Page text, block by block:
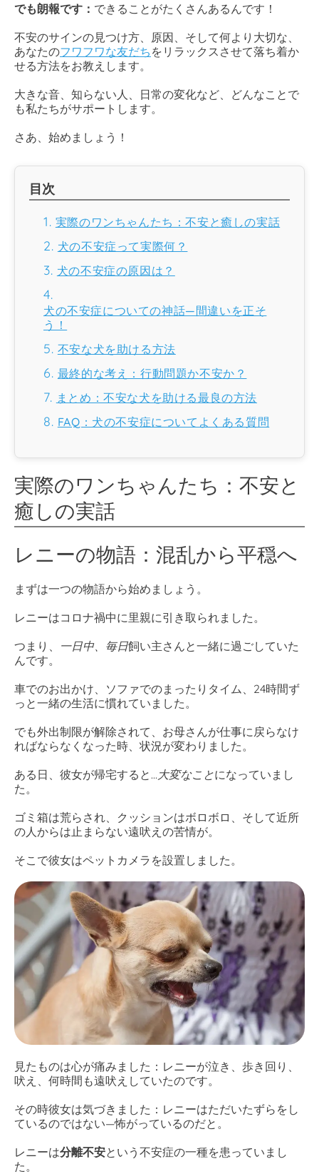
でも朗報です： できることがたくさんあるんです！
不安のサインの見つけ方、原因、そして何より大切な、
あなたのフワフワな友だち をリラックスさせて落ち着か
せる方法をお教えします。
大きな音、知らない人、日常の変化など、どんなことで
も私たちがサポートします。
さあ、始めましょう！
目次
実際のワンちゃんたち：不安と癒しの実話
犬の不安症って実際何？
犬の不安症の原因は？
犬の不安症についての神話—間違いを正そ
う！
不安な犬を助ける方法
最終的な考え：行動問題か不安か？
まとめ：不安な犬を助ける最良の方法
FAQ：犬の不安症についてよくある質問
実際のワンちゃんたち：不安と
癒しの実話
レニーの物語：混乱から平穏へ
まずは一つの物語から始めましょう。
レニーはコロナ禍中に里親に引き取られました。
つまり、 一日中、毎日飼い主さんと一緒に過ごしていた
んです。
車でのお出かけ、ソファでのまったりタイム、24時間ず
っと一緒の生活に慣れていました。
でも外出制限が解除されて、お母さんが仕事に戻らなけ
ればならなくなった時、状況が変わりました。
ある日、彼女が帰宅すると... 大変なことになっていまし
た。
ゴミ箱は荒らされ、クッションはボロボロ、そして近所
の人からは止まらない遠吠えの苦情が。
そこで彼女はペットカメラを設置しました。
見たものは心が痛みました：レニーが泣き、歩き回り、
吠え、何時間も遠吠えしていたのです。
その時彼女は気づきました：レニーはただいたずらをし
ているのではない—怖がっているのだと。
レニーは分離不安という不安症の一種を患っていまし
た。